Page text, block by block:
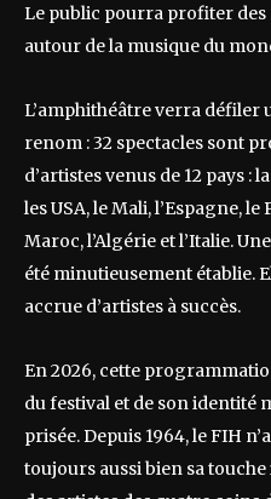
Le public pourra profiter
autour de la musique du
L’amphithéâtre verra défiler
renom : 32 spectacles sont
d’artistes venus de 12 pays :
les USA, le Mali, l’Espagne,
Maroc, l’Algérie et l’Italie.
été minutieusement établie.
accrue d’artistes à succès.
En 2026, cette
du festival et de son identité
prisée. Depuis 1964, le FIH
toujours aussi bien sa